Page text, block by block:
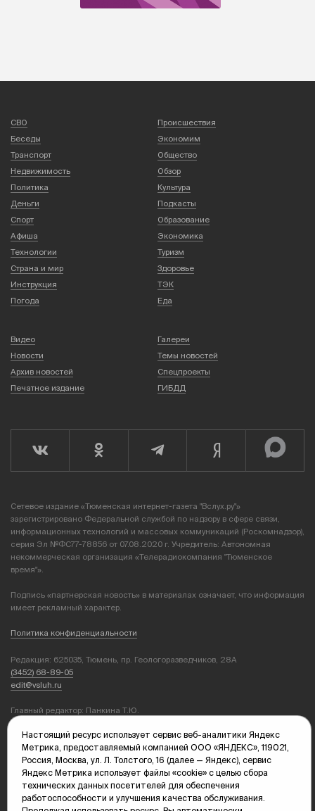
СВО
Происшествия
Беседы
Экономим
Транспорт
Общество
Недвижимость
Обзор
Политика
Культура
Деньги
Подкасты
Спорт
Образование
Афиша
Экономика
Технологии
Туризм
Страна и мир
Здоровье
Инструкция
ТЭК
Погода
Еда
Видео
Галереи
Новости
Темы новостей
Архив новостей
Спецпроекты
Печатное издание
ГИБДД
Сетевое издание «Тюменская интернет-газета "Вслух.ру"»
зарегистрировано Федеральной службой по надзору в сфере связи,
информационных технологий и массовых коммуникаций (Роскомнадзор),
серия Эл №ФС77-78856 от 07.08.2020 г. Учредитель: Автономная
некоммерческая организация «Телерадиокомпания "Тюменское
время"».
Подпись «партнерская новость» в материалах означает, что информация
имеет рекламный характер.
Политика конфиденциальности
Редакция: 625035, Тюмень, пр. Геологоразведчиков, 28А
(3452) 68-89-05
edit@vsluh.ru
Главный редактор: Панкина Т.Ю.
kika@vsluh.ru
По вопросам рекламы:
(3452) 68-89-78
kotovaev@sibinformburo.ru
mim@vsluh.ru
Настоящий ресурс использует сервис веб-аналитики Яндекс
Метрика, предоставляемый компанией ООО «ЯНДЕКС», 119021,
Россия, Москва, ул. Л. Толстого, 16 (далее — Яндекс), сервис
Яндекс Метрика использует файлы «cookie» с целью сбора
технических данных посетителей для обеспечения
работоспособности и улучшения качества обслуживания.